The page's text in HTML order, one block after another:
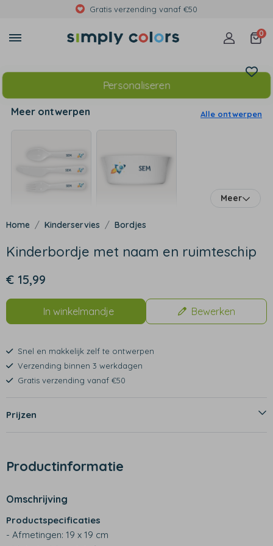
Gratis verzending vanaf €50
0
Personaliseren
Meer ontwerpen Alle ontwerpen
Meer
Kinderservies Bordjes
Kinderbordje met naam en ruimteschip
€ 15,99
In winkelmandje Bewerken
Snel en makkelijk zelf te ontwerpen
Verzending binnen 3 werkdagen
Gratis verzending vanaf €50
Prijzen
Productinformatie
Omschrijving
Productspecificaties
- Afmetingen: 19 x 19 cm